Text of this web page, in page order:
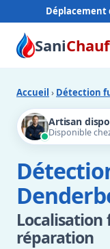
Déplacement
Sani
Accueil › Détection
Artisan
Disponible
Localisation
réparation